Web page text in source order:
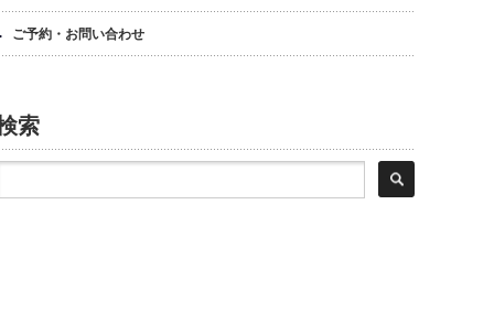
ご予約・お問い合わせ
索